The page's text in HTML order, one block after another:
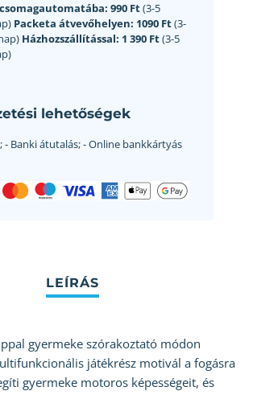
990 Ft(3-5
Packeta átvevőhelyen: 1090 Ft(3-
Házhozszállítással: 1 390 Ft(3-5
lehetőségek
- Banki átutalás;- Online bankkártyás
gyermeke szórakoztató módon
játékrész motivál a fogásra
gyermeke motoros képességeit, és